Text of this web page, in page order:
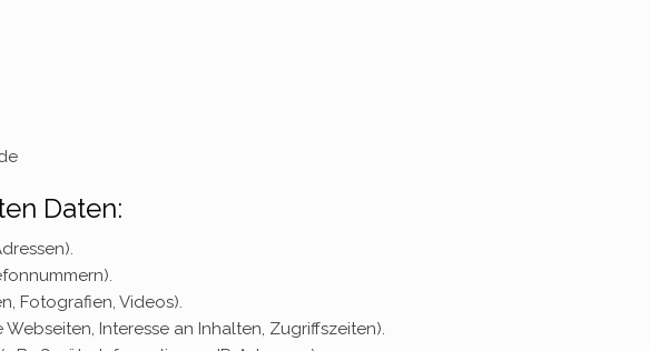
Daten:
Fotografien, Videos).
Interesse an Inhalten, Zugriffszeiten).